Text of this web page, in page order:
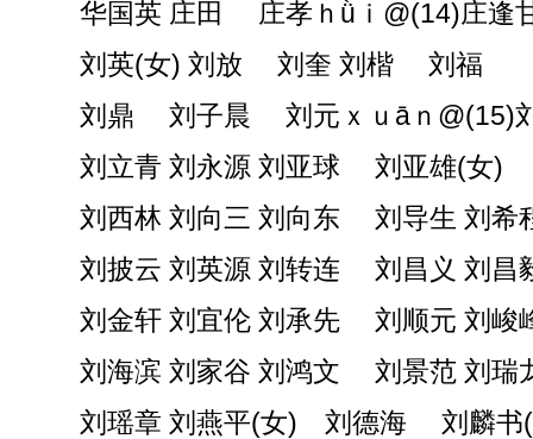
华国英 庄田 庄孝ｈǜｉ@(14)庄逢
刘英(女) 刘放 刘奎 刘楷 刘福
刘鼎 刘子晨 刘元ｘｕāｎ@(15)
刘立青 刘永源 刘亚球 刘亚雄(女)
刘西林 刘向三 刘向东 刘导生 刘希
刘披云 刘英源 刘转连 刘昌义 刘昌
刘金轩 刘宜伦 刘承先 刘顺元 刘峻
刘海滨 刘家谷 刘鸿文 刘景范 刘瑞
刘瑶章 刘燕平(女) 刘德海 刘麟书